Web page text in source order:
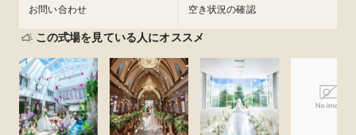
お問い合わせ 空き状況の確認
この式場を見ている人にオススメ